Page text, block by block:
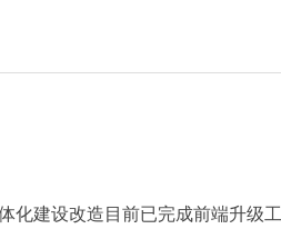
化建设改造目前已完成前端升级工